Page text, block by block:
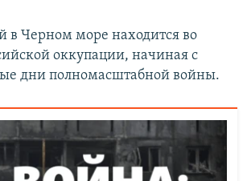
в Черном море находится во
оккупации, начиная с
дни полномасштабной войны.